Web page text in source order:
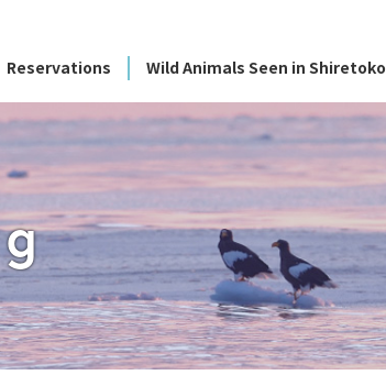
Reservations Wild Animals Seen in Shiretoko